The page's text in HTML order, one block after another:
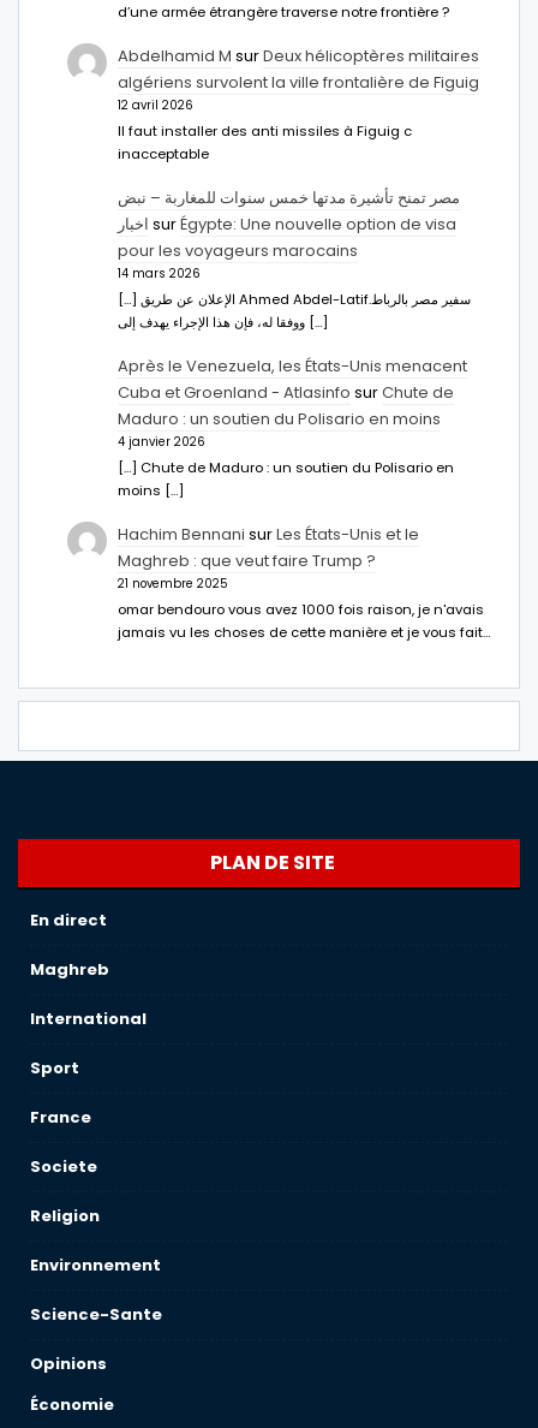
d’une armée étrangère traverse notre frontière ?
Abdelhamid M surDeux hélicoptères militaires
algériens survolent la ville frontalière de Figuig
12 avril 2026
Il faut installer des anti missiles à Figuig c
inacceptable
مصر تمنح تأشيرة مدتها خمس سنوات للمغاربة – نبض
اخبار surÉgypte: Une nouvelle option de visa
pour les voyageurs marocains
14 mars 2026
[…] الإعلان عن طريق Ahmed Abdel-Latifسفير مصر بالرباط.
ووفقا له، فإن هذا الإجراء يهدف إلى […]
Après le Venezuela, les États-Unis menacent
Cuba et Groenland - Atlasinfo surChute de
Maduro : un soutien du Polisario en moins
4 janvier 2026
[…] Chute de Maduro : un soutien du Polisario en
moins […]
Hachim Bennani surLes États-Unis et le
Maghreb : que veut faire Trump ?
21 novembre 2025
omar bendouro vous avez 1000 fois raison, je n'avais
jamais vu les choses de cette manière et je vous fait…
PLAN DE SITE
En direct
Maghreb
International
Sport
France
Societe
Religion
Environnement
Science-Sante
Opinions
Économie